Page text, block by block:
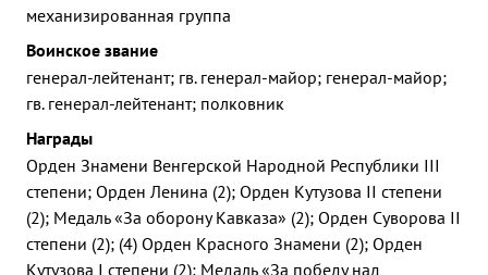
механизированная группа
Воинское звание
генерал-лейтенант; гв. генерал-майор; генерал-майор;
гв. генерал-лейтенант; полковник
Награды
Орден Знамени Венгерской Народной Республики III
степени; Орден Ленина (2); Орден Кутузова II степени
(2); Медаль «За оборону Кавказа» (2); Орден Суворова II
степени (2); (4) Орден Красного Знамени (2); Орден
Кутузова I степени (2); Медаль «За победу над